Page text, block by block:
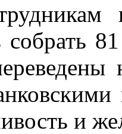
собрать
и